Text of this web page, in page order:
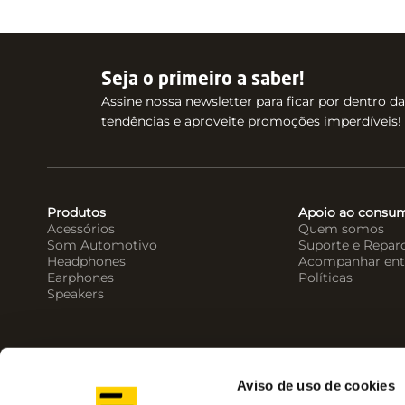
Aviso de uso de cookies
Seja o primeiro a saber!
Assine nossa newsletter para ficar por dentro
tendências e aproveite promoções imperdíveis!
Produtos
Acessórios
Som Automotivo
Headphones
Earphones
Speakers
Apoio ao
Quem somos
Suporte e
Acompanhar
Políticas